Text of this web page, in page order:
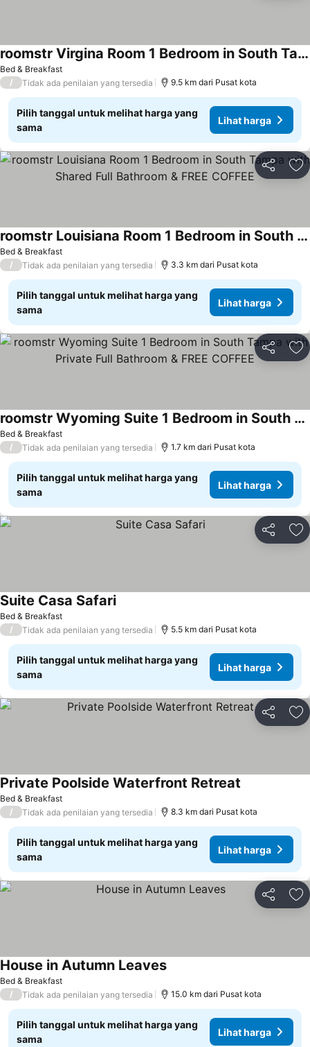
Bed & Breakfast
roomstr Virgina Room 1 Bedroom in South Tampa with Shared Full Bathroom & FREE COFFEE
/ Tidak ada penilaian yang tersedia 9.5 km dari Pusat kota
Pilih tanggal untuk melihat harga yang
sama
Lihat harga
Bagikan
Bed & Breakfast
roomstr Louisiana Room 1 Bedroom in South Tampa with Shared Full Bathroom & FREE COFFEE
/ Tidak ada penilaian yang tersedia 3.3 km dari Pusat kota
Pilih tanggal untuk melihat harga yang
sama
Lihat harga
Bagikan
Bed & Breakfast
roomstr Wyoming Suite 1 Bedroom in South Tampa with Private Full Bathroom & FREE COFFEE
/ Tidak ada penilaian yang tersedia 1.7 km dari Pusat kota
Pilih tanggal untuk melihat harga yang
sama
Lihat harga
Bagikan
Bed & Breakfast
Suite Casa Safari
/ Tidak ada penilaian yang tersedia 5.5 km dari Pusat kota
Pilih tanggal untuk melihat harga yang
sama
Lihat harga
Bagikan
Bed & Breakfast
Private Poolside Waterfront Retreat
/ Tidak ada penilaian yang tersedia 8.3 km dari Pusat kota
Pilih tanggal untuk melihat harga yang
sama
Lihat harga
Bagikan
Bed & Breakfast
House in Autumn Leaves
/ Tidak ada penilaian yang tersedia 15.0 km dari Pusat kota
Pilih tanggal untuk melihat harga yang
sama
Lihat harga